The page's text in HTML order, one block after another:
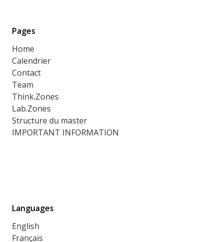
Pages
Home
Calendrier
Contact
Team
Think.Zones
Lab.Zones
Structure du master
IMPORTANT INFORMATION
Languages
English
Français